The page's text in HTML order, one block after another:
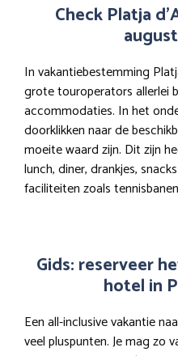
Check Platja
In vakantiebestemming
grote touroperators allerlei
accommodaties. In het
doorklikken naar de
moeite waard zijn. Dit zijn
lunch, diner, drankjes,
faciliteiten zoals
Gids: reserveer
hotel in
Een all-inclusive vakantie
veel pluspunten. Je mag zo